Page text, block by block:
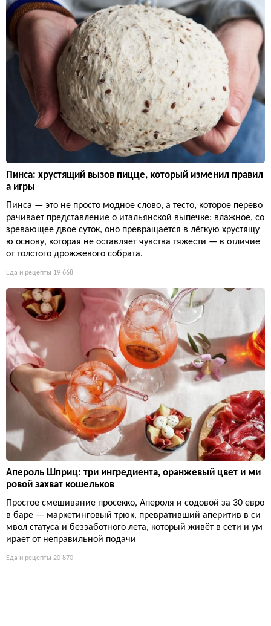
Пинса: хрустящий вызов пицце, который изменил правил
а игры
Пинса — это не просто модное слово, а тесто, которое перево
рачивает представление о итальянской выпечке: влажное, со
зревающее двое суток, оно превращается в лёгкую хрустящу
ю основу, которая не оставляет чувства тяжести — в отличие
от толстого дрожжевого собрата.
Еда и рецепты 19 668
Апероль Шприц: три ингредиента, оранжевый цвет и ми
ровой захват кошельков
Простое смешивание просекко, Апероля и содовой за 30 евро
в баре — маркетинговый трюк, превративший аперитив в си
мвол статуса и беззаботного лета, который живёт в сети и ум
ирает от неправильной подачи
Еда и рецепты 20 870